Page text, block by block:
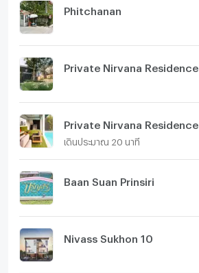
Phitchanan
Private Nirvana Residence
เดินประมาณ 20 นาที
Baan Suan Prinsiri
Nivass Sukhon 10